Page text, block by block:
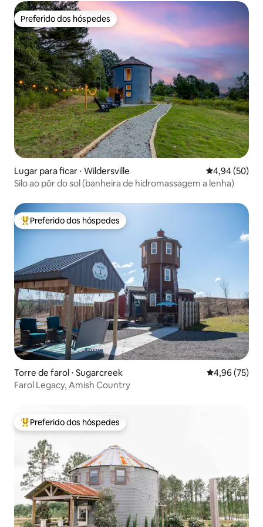
Preferido dos hóspedes
Preferido dos hóspedes
Lugar para ficar ⋅ Wildersville 4,94 de uma
4,94 (50)
Silo ao pôr do sol (banheira de hidromassagem a lenha)
Entre os melhores preferidos dos hóspedes
Preferido dos hóspedes
Torre de farol ⋅ Sugarcreek 4,96 de uma
4,96 (75)
Farol Legacy, Amish Country
Entre os melhores preferidos dos hóspedes
Preferido dos hóspedes